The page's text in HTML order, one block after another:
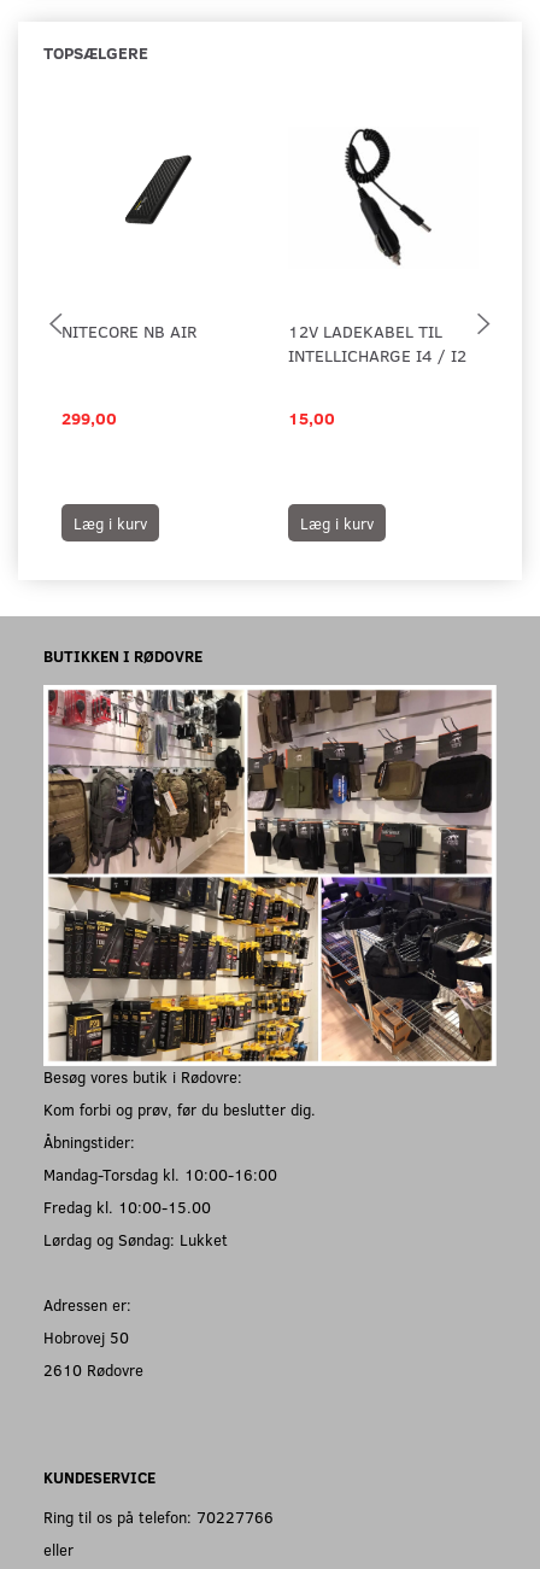
TOPSÆLGERE
NITECORE NB AIR
299,00
Læg i kurv
12V LADEKABEL TIL
INTELLICHARGE I4 / I2
15,00
Læg i kurv
BUTIKKEN I RØDOVRE
Besøg vores butik i Rødovre:
Kom forbi og prøv, før du beslutter dig.
Åbningstider:
Mandag-Torsdag kl. 10:00-16:00
Fredag kl. 10:00-15.00
Lørdag og Søndag: Lukket
Adressen er:
Hobrovej 50
2610 Rødovre
KUNDESERVICE
Ring til os på telefon: 70227766
eller